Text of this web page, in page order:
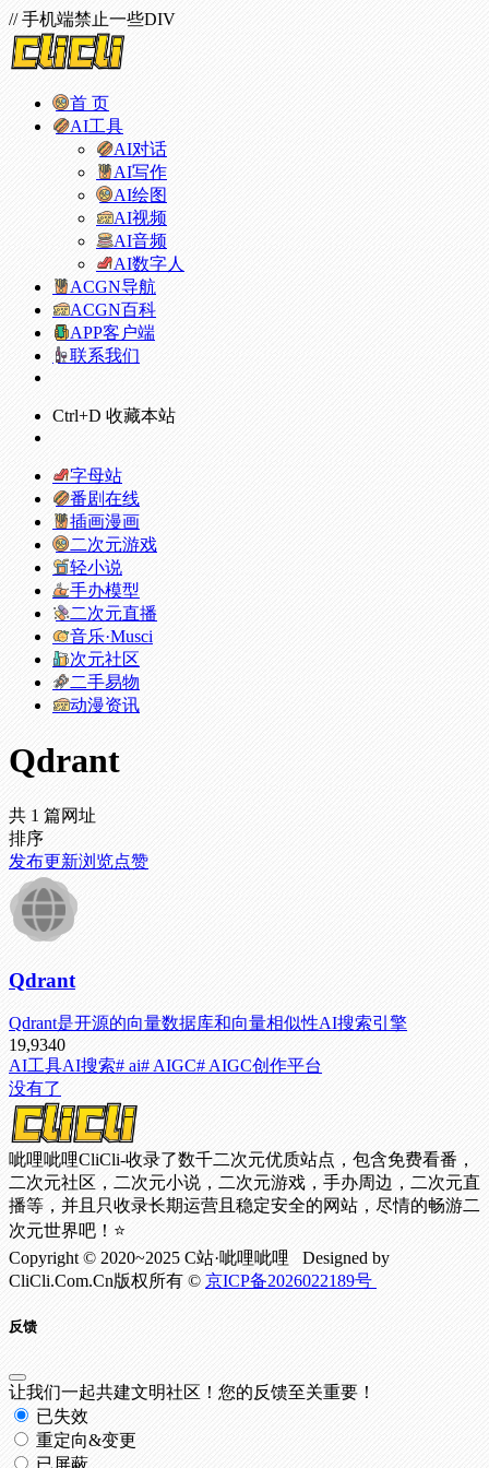
// 手机端禁止一些DIV
首 页
AI工具
AI对话
AI写作
AI绘图
AI视频
AI音频
AI数字人
ACGN导航
ACGN百科
APP客户端
联系我们
Ctrl+D 收藏本站
字母站
番剧在线
插画漫画
二次元游戏
轻小说
手办模型
二次元直播
音乐·Musci
次元社区
二手易物
动漫资讯
Qdrant
共 1 篇网址
排序
发布更新浏览点赞
Qdrant
Qdrant是开源的向量数据库和向量相似性AI搜索引擎
19,9340
AI工具AI搜索# ai# AIGC# AIGC创作平台
没有了
呲哩呲哩CliCli-收录了数千二次元优质站点，包含免费看番，
二次元社区，二次元小说，二次元游戏，手办周边，二次元直
播等，并且只收录长期运营且稳定安全的网站，尽情的畅游二
次元世界吧！⭐
Copyright © 2020~2025 C站·呲哩呲哩 Designed by
CliCli.Com.Cn版权所有 © 京ICP备2026022189号
反馈
让我们一起共建文明社区！您的反馈至关重要！
已失效
重定向&变更
已屏蔽